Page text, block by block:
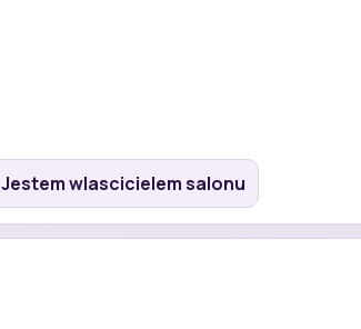
Jestem wlascicielem salonu